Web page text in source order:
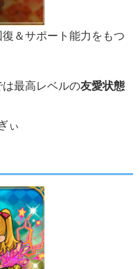
＆サポート能力をもつ
最高レベルの友愛状態
ぃ